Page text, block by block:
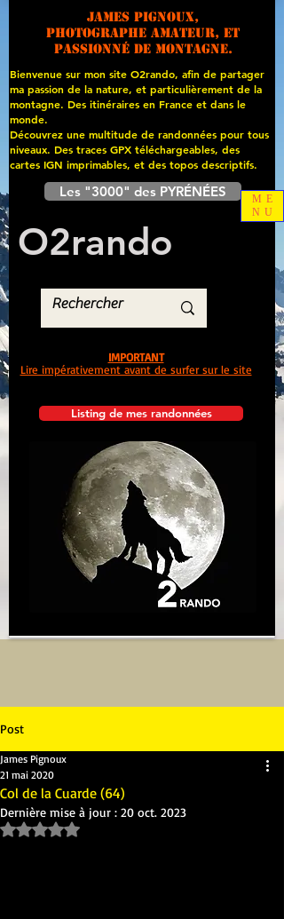
James PIGNOUX,
photographe amateur, et
passionné de montagne.
Bienvenue sur mon site O2rando, afin de partager
ma passion de la nature, et particulièrement de la
montagne. Des itinéraires en France et dans le
monde.
Découvrez une multitude de randonnées pour tous
niveaux. Des traces GPX téléchargeables, des
cartes IGN imprimables, et des topos descriptifs.
Les "3000" des PYRÉNÉES
O2rando
Listing de mes randonnées
IMPORTANT
Lire impérativement avant de surfer sur le site
ME
NU
Post
Col de la Cuarde (64)
James Pignoux
21 mai 2020
Dernière mise à jour : 20 oct. 2023
Noté NaN étoiles sur 5.